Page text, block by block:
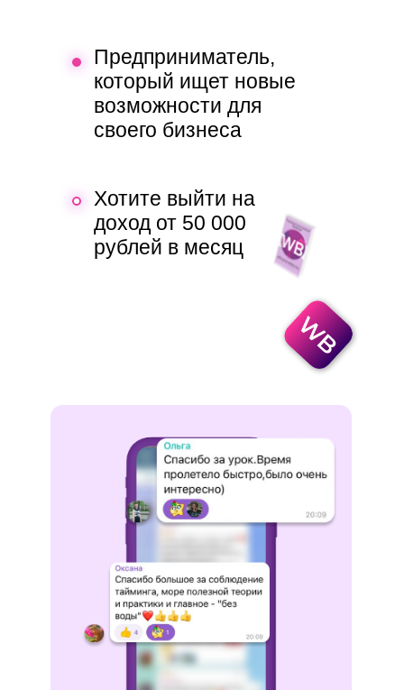
Предприниматель,
который ищет новые
возможности для
своего бизнеса
Хотите выйти на
доход от 50 000
рублей в месяц